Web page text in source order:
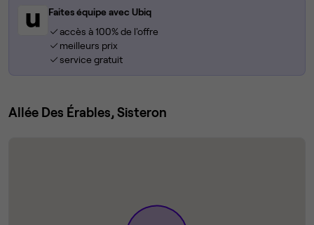
Faites équipe avec Ubiq
accès à 100% de l'offre
meilleurs prix
service gratuit
Allée Des Érables, Sisteron